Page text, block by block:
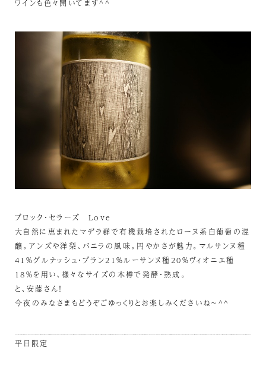
ワインも色々開いてます^^
ブロック・セラーズ Love
大自然に恵まれたマデラ群で有機栽培されたローヌ系白葡萄の混
醸。アンズや洋梨、バニラの風味。円やかさが魅力。マルサンヌ種
41％グルナッシュ・ブラン21％ルーサンヌ種20％ヴィオニエ種
18％を用い、様々なサイズの木樽で発酵・熟成。
と、安藤さん！
今夜のみなさまもどうぞごゆっくりとお楽しみくださいね～^^
平日限定